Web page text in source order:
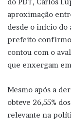
aproximação
desde o início do
prefeito
contou com o
que enxergam
Mesmo após a
obteve 26,55%
relevante na